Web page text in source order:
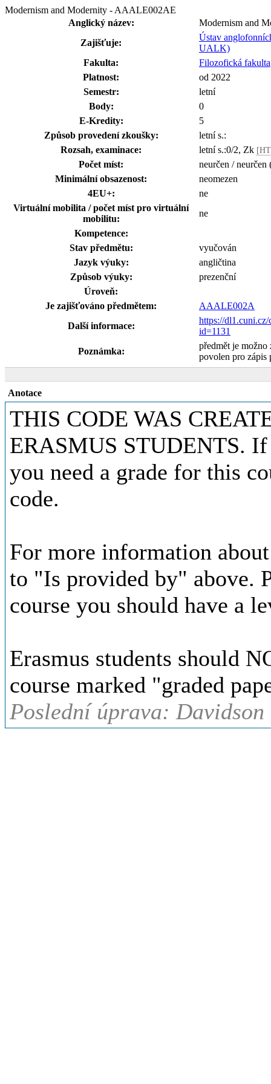
Modernism and Modernity - AAALE002AE
Anglický název:
Modernism and
Zajišťuje:
Ústav
UALK)
Fakulta:
Filozofická fakulta
Platnost:
od 2022
Semestr:
letní
Body:
0
E-Kredity:
5
Způsob provedení zkoušky:
letní s.:
Rozsah, examinace:
letní s.:0/2, Zk
Počet míst:
neurčen / neurčen
Minimální obsazenost:
neomezen
4EU+:
ne
Virtuální mobilita / počet míst pro virtuální
mobilitu:
ne
Kompetence:
Stav předmětu:
vyučován
Jazyk výuky:
angličtina
Způsob výuky:
prezenční
Úroveň:
Je zajišťováno předmětem:
AAALE002A
Další informace:
https://
id=1131
Poznámka:
předmět je možno
povolen pro zápis
Anotace
THIS CODE WAS
ERASMUS STUDENTS.
you need a grade for this
code.
For more information
to "Is provided by" above.
course you should have a
Erasmus students should
course marked "graded
Poslední úprava: